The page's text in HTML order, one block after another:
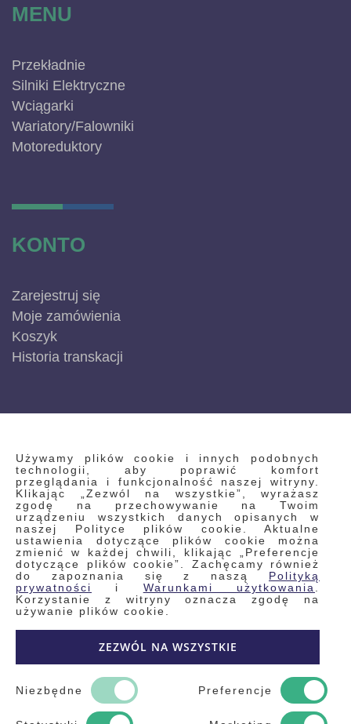
Używamy plików cookie i innych podobnych
technologii, aby poprawić komfort
przeglądania i funkcjonalność naszej witryny.
Klikając „Zezwól na wszystkie”, wyrażasz
zgodę na przechowywanie na Twoim
urządzeniu wszystkich danych opisanych w
naszej Polityce plików cookie. Aktualne
ustawienia dotyczące plików cookie można
zmienić w każdej chwili, klikając „Preferencje
dotyczące plików cookie”. Zachęcamy również
do zapoznania się z naszą Polityką
prywatności
i Warunkami użytkowania
Korzystanie z witryny oznacza zgodę na
używanie plików cookie.
ZEZWÓL NA WSZYSTKIE
Niezbędne Preferencje
MENU
Przekładnie
Silniki Elektryczne
Wciągarki
Wariatory/Falowniki
Motoreduktory
KONTO
Zarejestruj się
Moje zamówienia
Koszyk
Historia transkacji
INFORMACJE
Regulamin
Polityka prywatności i pliki cookie
Wyszukiwane frazy
Wyszukiwanie zaawansowane
Zamówienia
Skontaktuj się z nami
Odstąp od umowy
Kontakt